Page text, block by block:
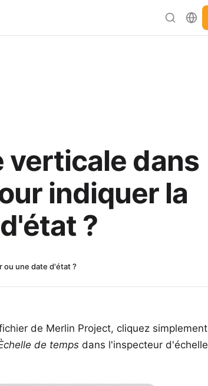
verticale dans
indiquer la
?
ou une date d'état ?
de Merlin Project, cliquez simplement
de temps dans l'inspecteur d'échelle